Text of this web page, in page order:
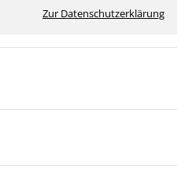
Zur Datenschutzerklärung